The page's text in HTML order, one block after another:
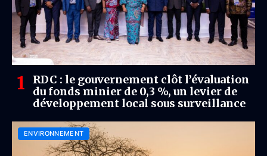
RDC : le gouvernement clôt l’évaluation
du fonds minier de 0,3 %, un levier de
développement local sous surveillance
ENVIRONNEMENT